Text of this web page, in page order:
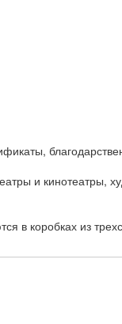
и кинотеатры,
в коробках из